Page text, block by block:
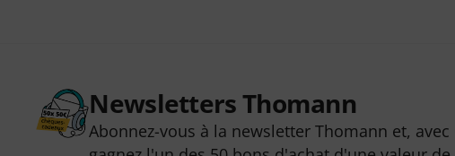
Newsletters Thomann
Abonnez-vous à la newsletter Thomann et,